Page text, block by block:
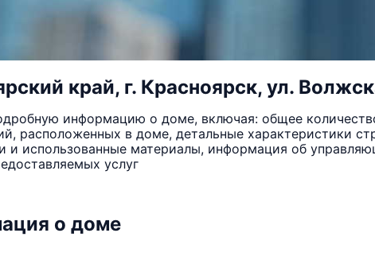
край, г. Красноярск, ул.
информацию о доме, включая: общее
расположенных в доме, детальные характеристики
и использованные материалы, информация об
услуг
о доме